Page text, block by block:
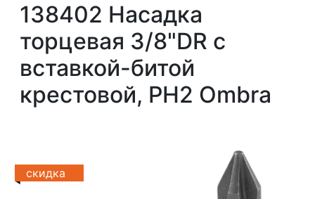
138402 Насадка
торцевая 3/8"DR с
вставкой-битой
крестовой, РН2 Ombra
скидка